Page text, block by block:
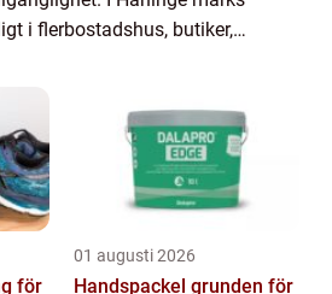
i flerbostadshus, butiker,
s...
01 augusti 2026
Handspackel grunden för